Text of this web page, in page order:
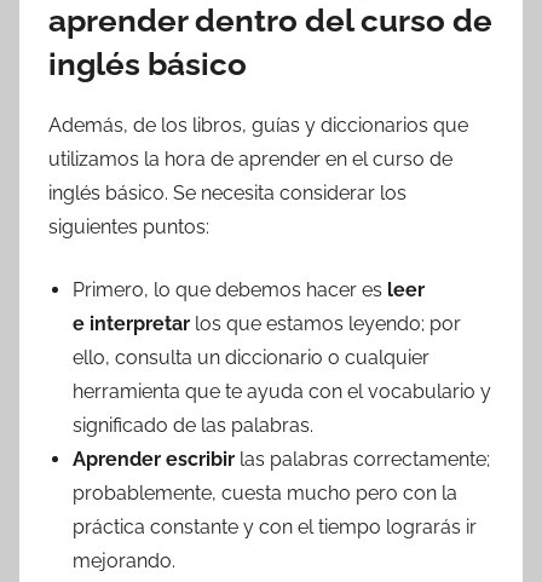
aprender dentro del curso de
inglés básico
Además, de los libros, guías y diccionarios que
utilizamos la hora de aprender en el curso de
inglés básico. Se necesita considerar los
siguientes puntos:
Primero, lo que debemos hacer es leer
e interpretar los que estamos leyendo; por
ello, consulta un diccionario o cualquier
herramienta que te ayuda con el vocabulario y
significado de las palabras.
Aprender escribir las palabras correctamente;
probablemente, cuesta mucho pero con la
práctica constante y con el tiempo lograrás ir
mejorando.